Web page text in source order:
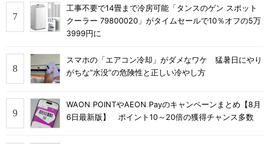
工事不要で14畳まで冷房可能「タンスのゲン スポット
クーラー 79800020」がタイムセールで10％オフの5万
3999円に
スマホの「エアコン冷却」がダメなワケ 猛暑日にやり
がちな“水没”の危険性と正しい冷やし方
WAON POINTやAEON Payのキャンペーンまとめ【8月
6日最新版】 ポイント10～20倍の獲得チャンス多数